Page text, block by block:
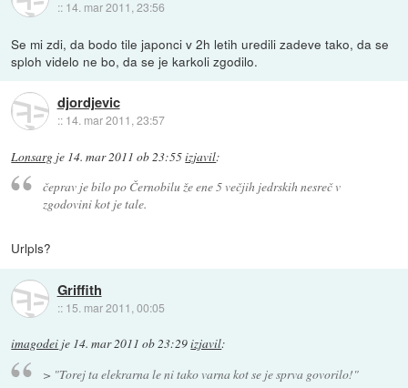
:: 14. mar 2011, 23:56
Se mi zdi, da bodo tile japonci v 2h letih uredili zadeve tako, da se
sploh videlo ne bo, da se je karkoli zgodilo.
djordjevic
:: 14. mar 2011, 23:57
Lonsarg je 14. mar 2011 ob 23:55izjavil:
čeprav je bilo po Černobilu že ene 5 večjih jedrskih nesreč v
zgodovini kot je tale.
Urlpls?
Griffith
:: 15. mar 2011, 00:05
imagodei je 14. mar 2011 ob 23:29izjavil:
> "Torej ta elekrarna le ni tako varna kot se je sprva govorilo!"